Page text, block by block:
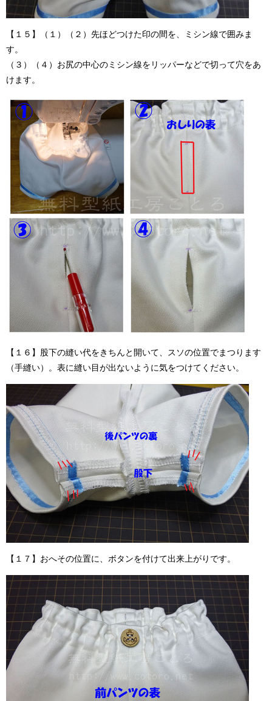
【１５】（１）（２）先ほどつけた印の間を、ミシン線で囲みま
す。
（３）（４）お尻の中心のミシン線をリッパーなどで切って穴をあ
けます。
【１６】股下の縫い代をきちんと開いて、スソの位置でまつります
（手縫い）。表に縫い目が出ないように気をつけてください。
【１７】おへその位置に、ボタンを付けて出来上がりです。